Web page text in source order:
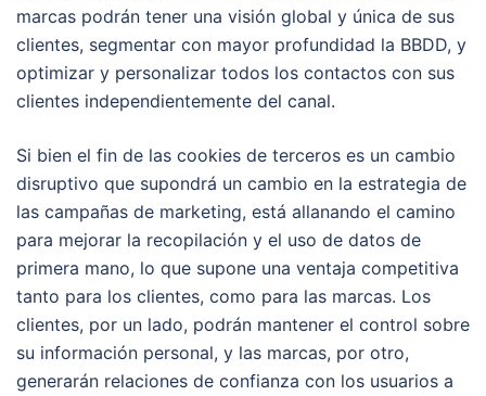
marcas podrán tener una visión global y única de sus
clientes, segmentar con mayor profundidad la BBDD, y
optimizar y personalizar todos los contactos con sus
clientes independientemente del canal.
Si bien el fin de las cookies de terceros es un cambio
disruptivo que supondrá un cambio en la estrategia de
las campañas de marketing, está allanando el camino
para mejorar la recopilación y el uso de datos de
primera mano, lo que supone una ventaja competitiva
tanto para los clientes, como para las marcas. Los
clientes, por un lado, podrán mantener el control sobre
su información personal, y las marcas, por otro,
generarán relaciones de confianza con los usuarios a